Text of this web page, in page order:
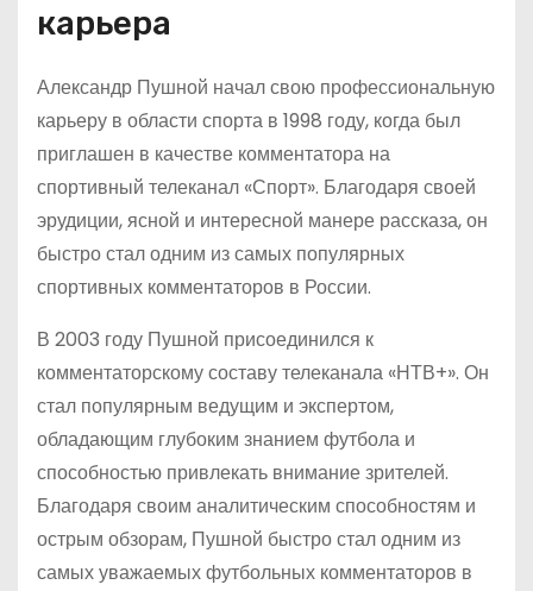
карьера
Александр Пушной начал свою профессиональную
карьеру в области спорта в 1998 году, когда был
приглашен в качестве комментатора на
спортивный телеканал «Спорт». Благодаря своей
эрудиции, ясной и интересной манере рассказа, он
быстро стал одним из самых популярных
спортивных комментаторов в России.
В 2003 году Пушной присоединился к
комментаторскому составу телеканала «НТВ+». Он
стал популярным ведущим и экспертом,
обладающим глубоким знанием футбола и
способностью привлекать внимание зрителей.
Благодаря своим аналитическим способностям и
острым обзорам, Пушной быстро стал одним из
самых уважаемых футбольных комментаторов в